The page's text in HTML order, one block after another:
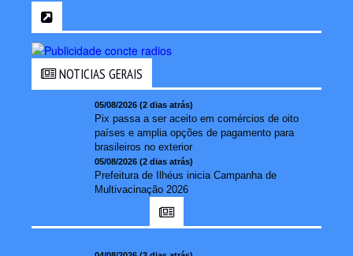
NOTICIAS GERAIS
05/08/2026 (2 dias atrás)
Pix passa a ser aceito em comércios de oito
países e amplia opções de pagamento para
brasileiros no exterior
05/08/2026 (2 dias atrás)
Prefeitura de Ilhéus inicia Campanha de
Multivacinação 2026